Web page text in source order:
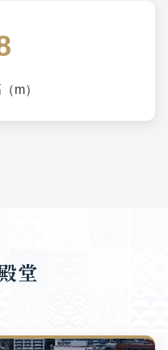
m）
堂